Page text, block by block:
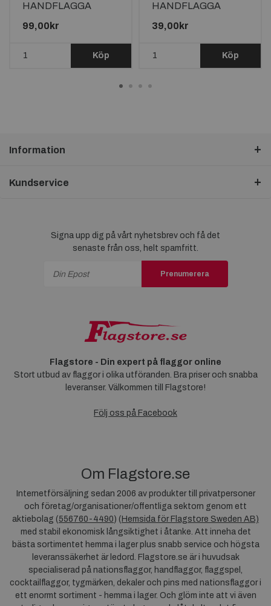
HANDFLAGGA
45X30CM
99,00kr
Köp
HANDFLAGGA
15X10CM
39,00kr
Köp
Information
Kundservice
Signa upp dig på vårt nyhetsbrev och få det
senaste från oss, helt spamfritt.
Prenumerera
Flagstore - Din expert på flaggor online
Stort utbud av flaggor i olika utföranden. Bra priser och snabba
leveranser. Välkommen till Flagstore!
Följ oss på Facebook
Om Flagstore.se
Internetförsäljning sedan 2006 av produkter till privatpersoner
och företag/organisationer/offentliga sektorn genom ett
aktiebolag (556760-4490) ( Hemsida för Flagstore Sweden AB)
med stabil ekonomisk långsiktighet i åtanke. Att inneha det
bästa sortimentet hemma i lager plus snabb service och högsta
leveranssäkerhet är ledord. Flagstore.se är i huvudsak
specialiserad på nationsflaggor, handflaggor, flaggspel,
cocktailflaggor, tygmärken, dekaler och pins med nationsflaggor i
ett enormt sortiment - hemma i lager. Och glöm inte att vi även